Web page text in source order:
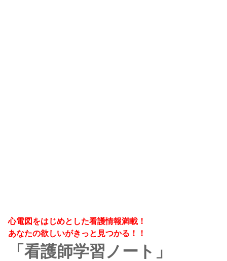
心電図をはじめとした看護情報満載！
あなたの欲しいがきっと見つかる！！
「看護師学習ノート」